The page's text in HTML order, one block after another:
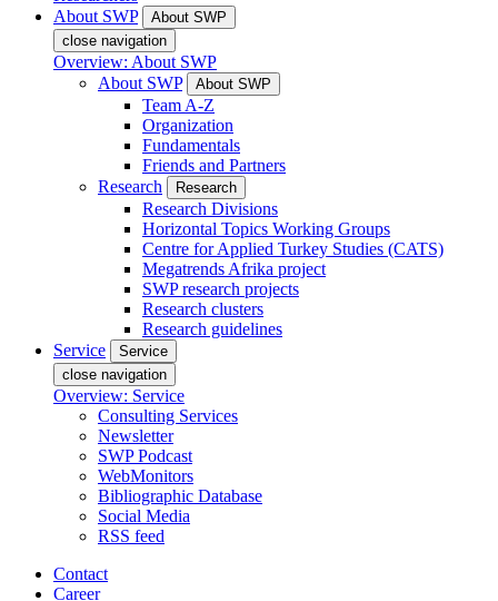
About SWP
About SWP
close navigation
Overview: About SWP
About SWP
About SWP
Team A-Z
Organization
Fundamentals
Friends and Partners
Research
Research
Research Divisions
Horizontal Topics Working Groups
Centre for Applied Turkey Studies (CATS)
Megatrends Afrika project
SWP research projects
Research clusters
Research guidelines
Service
Service
close navigation
Overview: Service
Consulting Services
Newsletter
SWP Podcast
WebMonitors
Bibliographic Database
Social Media
RSS feed
Contact
Career